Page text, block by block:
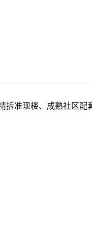
准现楼、成熟社区配